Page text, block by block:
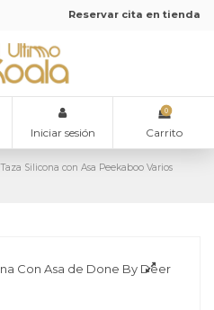
Reservar cita en tienda
Iniciar sesión
0
Carrito
Taza Silicona con Asa Peekaboo Varios